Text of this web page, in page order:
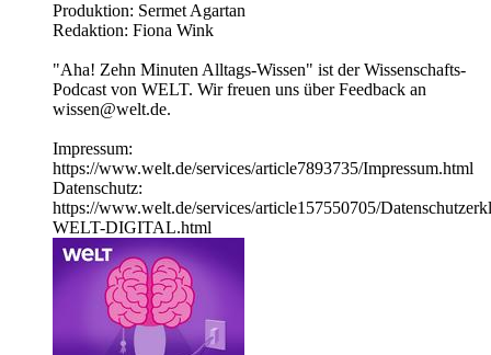
Produktion: Sermet Agartan
Redaktion: Fiona Wink
"Aha! Zehn Minuten Alltags-Wissen" ist der Wissenschafts-
Podcast von WELT. Wir freuen uns über Feedback an
wissen@welt.de.
Impressum:
https://www.welt.de/services/article7893735/Impressum.html
Datenschutz:
https://www.welt.de/services/article157550705/
WELT-DIGITAL.html